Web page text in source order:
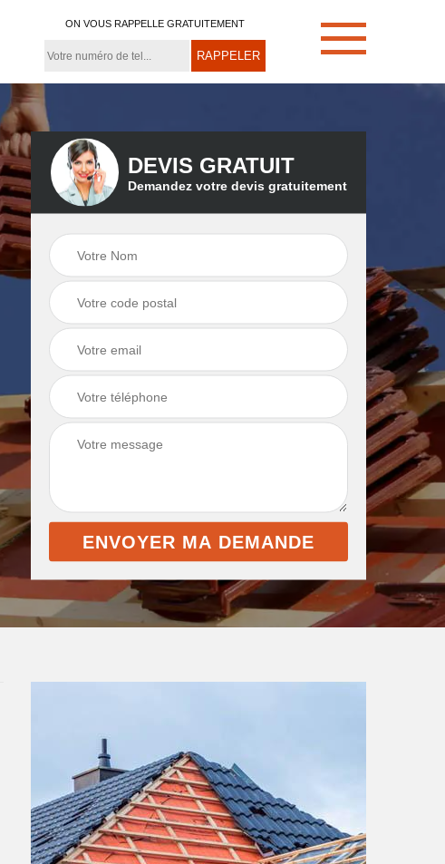
ON VOUS RAPPELLE GRATUITEMENT
de
21
Démoussage de
toiture 21
Couvreur zingueur
21
DEVIS GRATUIT
Demandez votre devis gratuitement